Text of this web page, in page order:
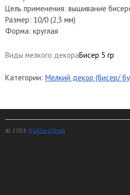
Цель применения: вышивание
Размер: 10/0 (2,3 мм)
Форма: круглая
Виды мелкого декораБисер 5 гр
Категории: Мелкий декор (бисер/
© 2026 QuillingShop